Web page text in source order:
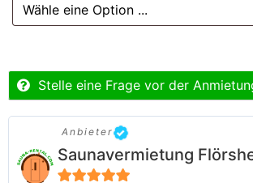
Stelle eine Frage vor der
Anbieter
Saunavermietung